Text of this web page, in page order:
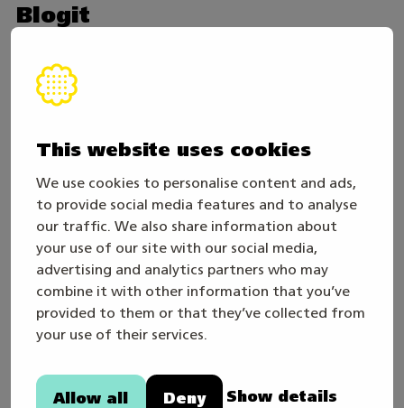
This website uses cookies
We use cookies to personalise content and ads,
to provide social media features and to analyse
our traffic. We also share information about
your use of our site with our social media,
advertising and analytics partners who may
combine it with other information that you’ve
provided to them or that they’ve collected from
your use of their services.
Allow all Deny Show details
Blogit
Lähijournalismi näkyy ja kuuluu myös